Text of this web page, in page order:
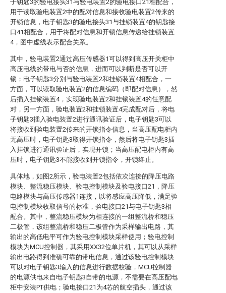
子钥匙3的验电接头31与验电装置2的验电接口21相配合，
用于读取验电装置2中的配对信息和接收验电装置2传来的
开锁信息，电子钥匙3的验电接头31与挂锁装置4的钥匙接
口41相配合，用于将配对信息和开锁信息传递给挂锁装置
4，图中虚线表示配合关系。
其中，验电装置2通过高压传感器1可以得到高压开关柜中
高压电线的带电与否的信息，进而可以判断是否可以开
锁；电子钥匙3分别与验电装置2和挂锁装置4相配合，一
方面，可以读取验电装置2的信息编码（即配对信息），然
后插入挂锁装置4，实现验电装置2和挂锁装置4的任意配
对，另一方面，验电装置2和挂锁装置4完成配对后，将电
子钥匙3插入验电装置2进行通讯验证后，电子钥匙3可以
将接收到验电装置2传来的开锁指令信息，当高压配电柜内
无高压时，电子钥匙3取得开锁指令，然后将电子钥匙3插
入挂锁进行通讯验证后，实现开锁；当高压配电柜内有高
压时，电子钥匙3不能接收到开锁指令，开锁终止。
具体地，如图2所示，验电装置2包括依次连接的降压电路
模块、整流稳压模块、验电控制模块及验电接口21，降压
电路模块与高压传感器1连接，以将感应高压降低，满足验
电控制模块收取信号的标准，验电接口21与电子钥匙3相
配合。其中，整流稳压模块为相连接的一组整流桥和稳压
二极管，该组整流桥和稳压二极管作为采样输出电路，其
输出的高低电平可作为验电控制模块采样使用；验电控制
模块为MCU控制器，其采用XX32位单片机，其可以从采样
输出电路得到准确可靠的带电信息，通过该验电控制模块
可以对电子钥匙3输入的信息进行数据校验，MCU控制器
的电源供电来自电子钥匙3自带的电源，不需要在高压配电
柜中安装PT供电；验电接口21为4芯的航空插头，通过该